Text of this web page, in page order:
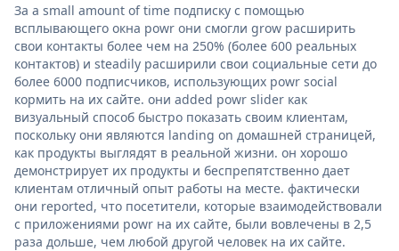
За a small amount of time подписку с помощью
всплывающего окна powr они смогли grow расширить
свои контакты более чем на 250% (более 600 реальных
контактов) и steadily расширили свои социальные сети до
более 6000 подписчиков, использующих powr social
кормить на их сайте. они added powr slider как
визуальный способ быстро показать своим клиентам,
поскольку они являются landing on домашней страницей,
как продукты выглядят в реальной жизни. он хорошо
демонстрирует их продукты и беспрепятственно дает
клиентам отличный опыт работы на месте. фактически
они reported, что посетители, которые взаимодействовали
с приложениями powr на их сайте, были вовлечены в 2,5
раза дольше, чем любой другой человек на их сайте.